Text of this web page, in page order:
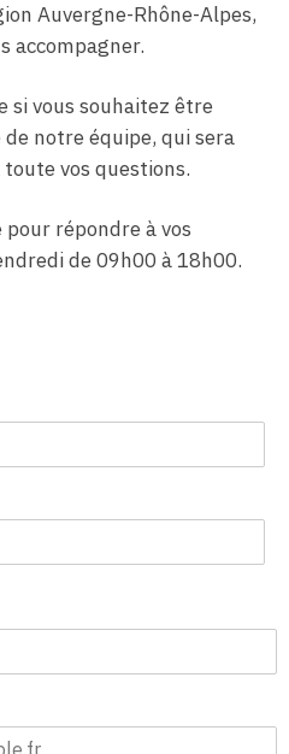
Auvergne-Rhône-Alpes,
accompagner.
si vous souhaitez être
notre équipe, qui sera
vos questions.
répondre à vos
de 09h00 à 18h00.